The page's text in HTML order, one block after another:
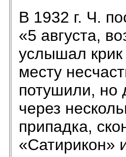
В 1932 г. Ч.
«5 августа,
услышал
месту
потушили, но
через
припадка,
«Сатирикон»